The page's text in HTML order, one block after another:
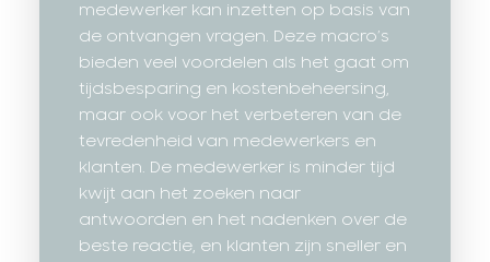
medewerker kan inzetten op basis van
de ontvangen vragen. Deze macro’s
bieden veel voordelen als het gaat om
tijdsbesparing en kostenbeheersing,
maar ook voor het verbeteren van de
tevredenheid van medewerkers en
klanten. De medewerker is minder tijd
kwijt aan het zoeken naar
antwoorden en het nadenken over de
beste reactie, en klanten zijn sneller en